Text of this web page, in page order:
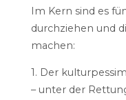
Im Kern sind es
durchziehen und
machen:
1. Der
– unter der